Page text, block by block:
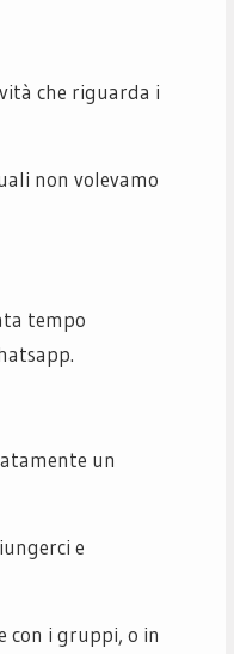
che riguarda i
non volevamo
tempo
un
e
con i gruppi, o in